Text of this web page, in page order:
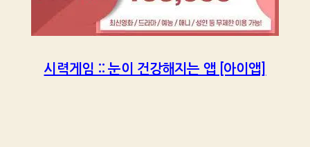
시력게임 :: 눈이 건강해지는 앱 [아이앱]